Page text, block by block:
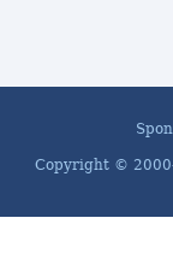
Copyright ©